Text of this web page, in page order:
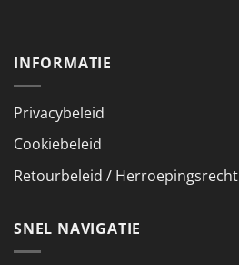
INFORMATIE
Privacybeleid
Cookiebeleid
Retourbeleid / Herroepingsrecht
SNEL NAVIGATIE